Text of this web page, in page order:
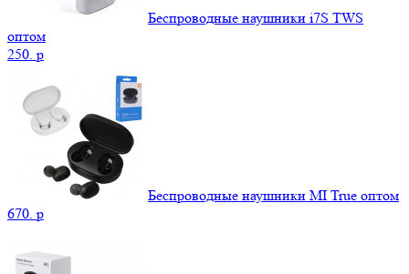
Беспроводные наушники i7S TWS
оптом
250. p
Беспроводные наушники MI True оптом
670. p